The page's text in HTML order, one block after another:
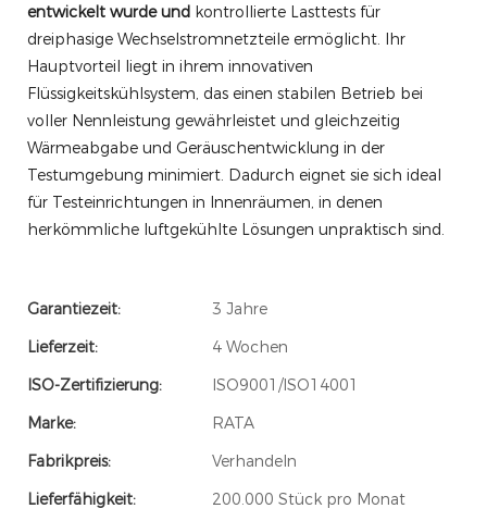
entwickelt wurde und kontrollierte Lasttests für
dreiphasige Wechselstromnetzteile ermöglicht. Ihr
Hauptvorteil liegt in ihrem innovativen
Flüssigkeitskühlsystem, das einen stabilen Betrieb bei
voller Nennleistung gewährleistet und gleichzeitig
Wärmeabgabe und Geräuschentwicklung in der
Testumgebung minimiert. Dadurch eignet sie sich ideal
für Testeinrichtungen in Innenräumen, in denen
herkömmliche luftgekühlte Lösungen unpraktisch sind.
Garantiezeit:
3 Jahre
Lieferzeit:
4 Wochen
ISO-Zertifizierung:
ISO9001/ISO14001
Marke:
RATA
Fabrikpreis:
Verhandeln
Lieferfähigkeit:
200.000 Stück pro Monat